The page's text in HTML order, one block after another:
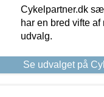
Cykelpartner.dk
har en bred vifte
udvalg.
Se udvalget på